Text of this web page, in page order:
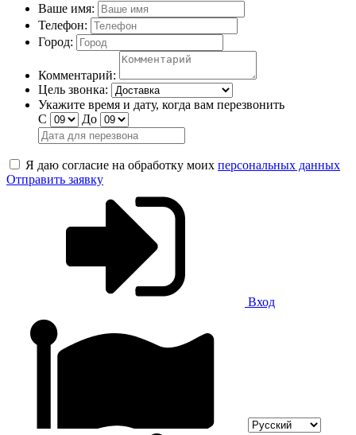
Ваше имя:
Телефон:
Город:
Комментарий:
Цель звонка:
Укажите время и дату, когда вам перезвонить
С
До
Я даю согласие на обработку моих персональных данных
Отправить заявку
Вход